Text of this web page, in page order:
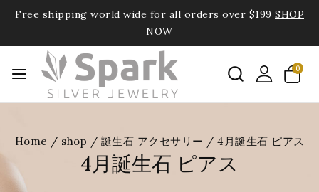
Free shipping world wide for all orders over $199 SHOP
NOW
0
Home / shop / 誕生石 アクセサリー / 4月誕生石 ピアス
4月誕生石 ピアス